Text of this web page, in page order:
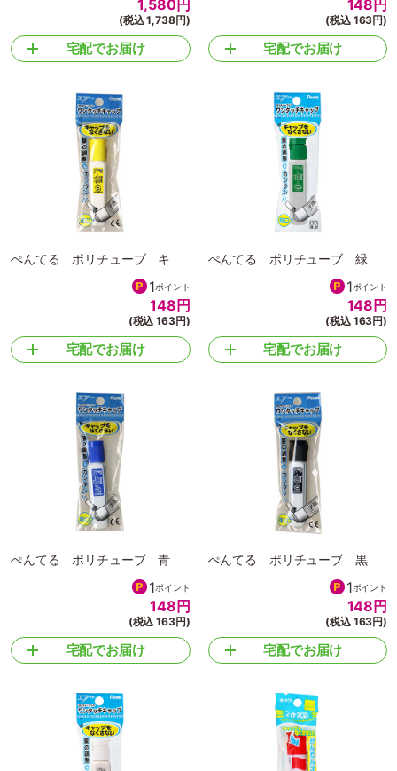
1,580円
(税込 1,738円)
宅配でお届け
148 円
(税込 163円)
宅配でお届け
ぺんてる ポリチューブ キ
1ポイント
148 円
(税込 163円)
宅配でお届け
ぺんてる ポリチューブ 緑
1ポイント
148 円
(税込 163円)
宅配でお届け
ぺんてる ポリチューブ 青
1ポイント
148 円
(税込 163円)
宅配でお届け
ぺんてる ポリチューブ 黒
1ポイント
148 円
(税込 163円)
宅配でお届け